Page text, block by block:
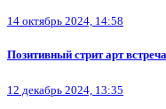
14 октябрь 2024, 14:58
Позитивный стрит арт
12 декабрь 2024, 13:35